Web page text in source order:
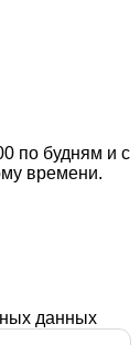
по будням и с
времени.
данных